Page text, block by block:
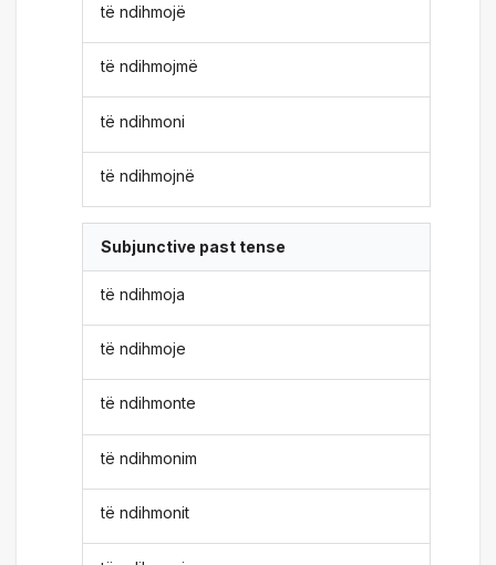
të ndihmojë
të ndihmojmë
të ndihmoni
të ndihmojnë
Subjunctive past tense
të ndihmoja
të ndihmoje
të ndihmonte
të ndihmonim
të ndihmonit